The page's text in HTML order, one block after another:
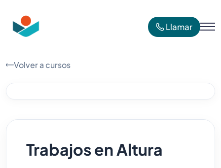
Llamar
Volver a cursos
Trabajos en Altura